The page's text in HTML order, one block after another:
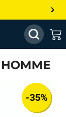
etc...
s’aligne !
-35%